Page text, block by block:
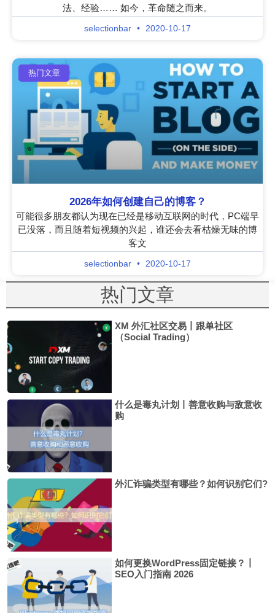
法、经验…… 如今，革命随之而来。
selectionbar 2020-10-17
热门文章
2026年如何创建自己的博客？
可能很多朋友都认为现在已经是移动互联网的时代，PC端早
已没落，而且随着短视频的兴起，谁还会去看枯燥无味的博
客文
selectionbar 2020-10-17
热门文章
XM 外汇社区交易丨跟单社区
（Social Trading）
什么是毒丸计划丨善意收购与敌意收
购
外汇诈骗类型有哪些？如何识别它们?
如何更换WordPress固定链接？丨
SEO入门指南 2026